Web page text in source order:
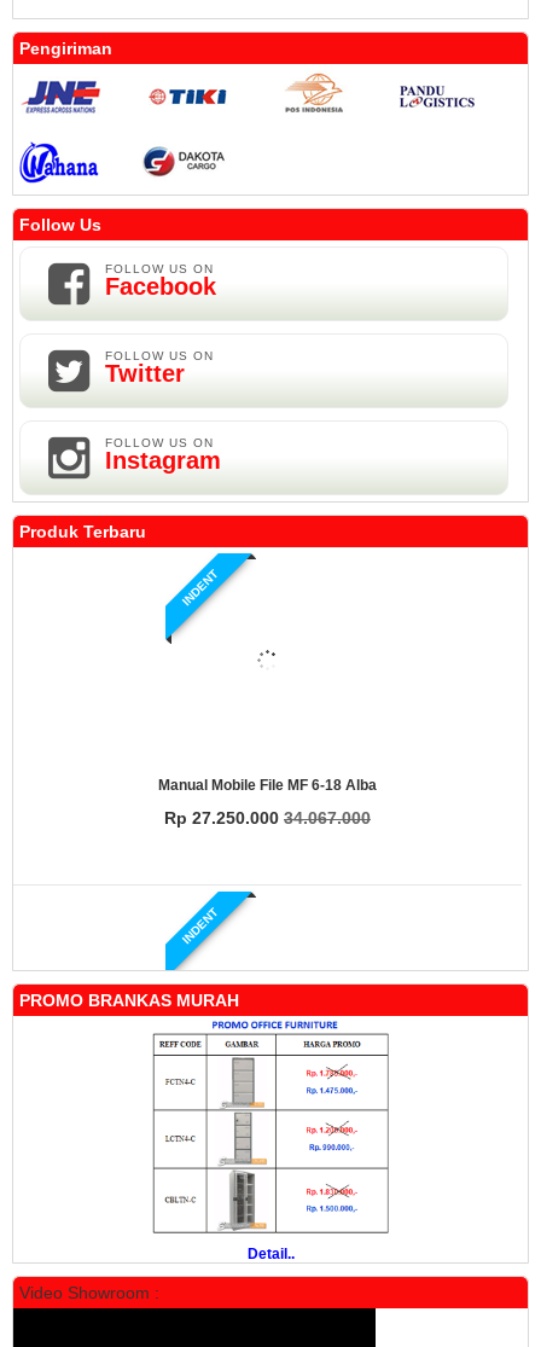
Pengiriman
Follow Us
FOLLOW US ON
Facebook
FOLLOW US ON
Twitter
FOLLOW US ON
Instagram
Produk Terbaru
INDENT
Manual Mobile File MF 6-18 Alba
Rp 27.250.000 34.067.000
INDENT
Manual Mobile File MF 4-18 Alba
Rp 19.500.000 24.431.000
PROMO
PROMO BRANKAS MURAH
Detail..
Video Showroom :